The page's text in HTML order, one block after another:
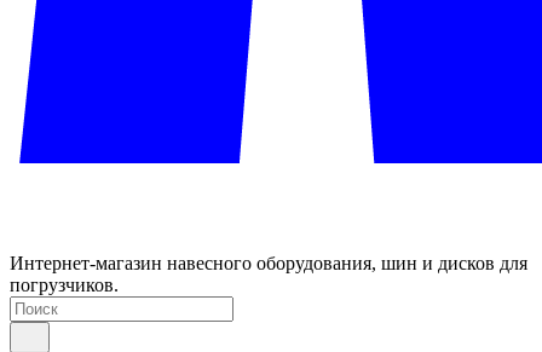
Интернет-магазин навесного оборудования, шин и дисков для
погрузчиков.